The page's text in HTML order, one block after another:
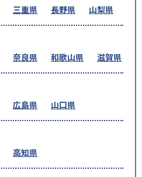
三重県 長野県 山梨県
奈良県 和歌山県 滋賀県
広島県 山口県
高知県